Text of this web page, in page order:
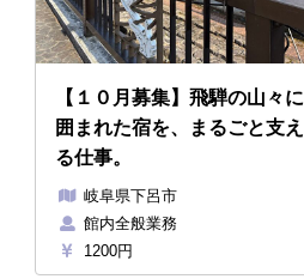
【１０月募集】飛騨の山々に
囲まれた宿を、まるごと支え
る仕事。
岐阜県下呂市
館内全般業務
1200円